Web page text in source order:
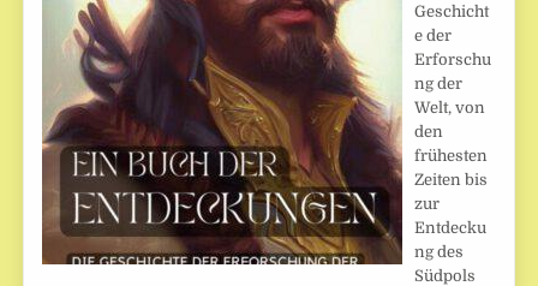
Geschicht
e der
Erforschu
ng der
Welt, von
den
frühesten
Zeiten bis
zur
Entdecku
ng des
Südpols